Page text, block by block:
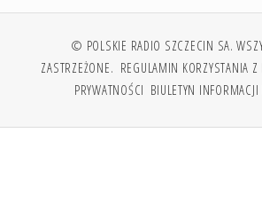
© POLSKIE RADIO SZCZECIN SA.
ZASTRZEŻONE. REGULAMIN KORZYSTANIA Z
PRYWATNOŚCI BIULETYN INFORMACJI